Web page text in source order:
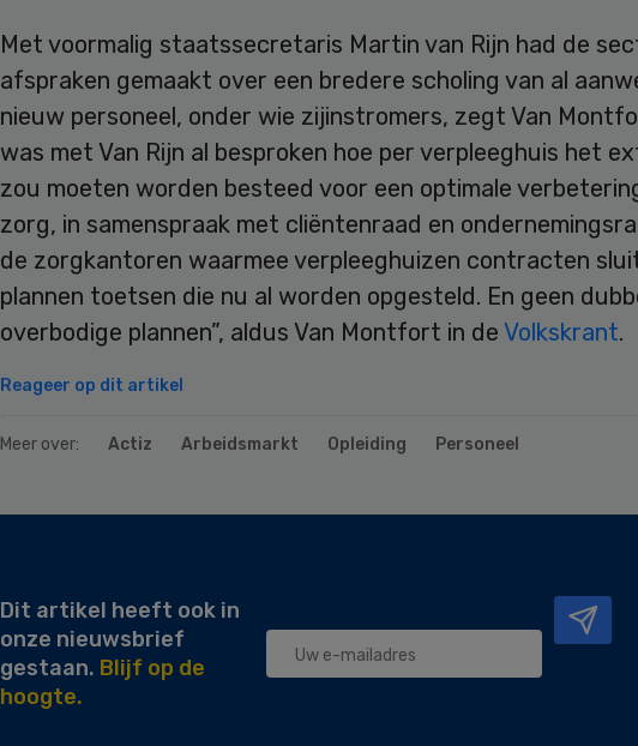
Met voormalig staatssecretaris Martin van Rijn had de
afspraken gemaakt over een bredere scholing van al
nieuw personeel, onder wie zijinstromers, zegt Van
was met Van Rijn al besproken hoe per verpleeghuis het
zou moeten worden besteed voor een optimale
zorg, in samenspraak met cliëntenraad en
de zorgkantoren waarmee verpleeghuizen contracten
plannen toetsen die nu al worden opgesteld. En geen
overbodige plannen”, aldus Van Montfort in de Volkskrant.
Reageer op dit artikel
Meer over: Actiz Arbeidsmarkt Opleiding Personeel
Dit artikel heeft ook in
onze nieuwsbrief
gestaan. Blijf op de
hoogte.